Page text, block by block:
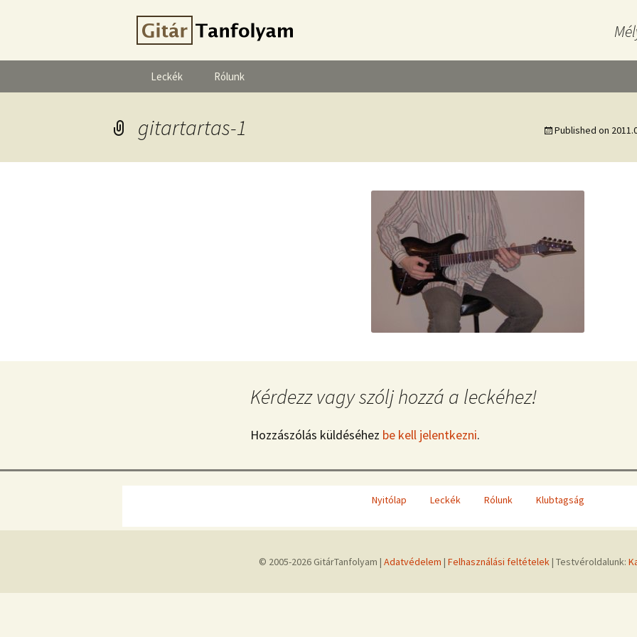
Leckék Rólunk
gitartartas-1 Published on
Kérdezz vagy szólj hozzá a leckéhez!
Hozzászólás küldéséhez be kell jelentkezni.
Nyitólap Leckék Rólunk Klubtagság
© 2005-2026 GitárTanfolyam | Adatvédelem | Felhasználási feltételek| Testvéroldalunk: